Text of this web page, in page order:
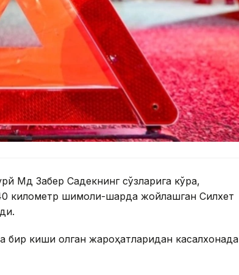
Мд Забер Садекнинг сўзларига кўра,
километр шимоли-шарқда жойлашган Силхет
бир киши олган жароҳатларидан касалхонада